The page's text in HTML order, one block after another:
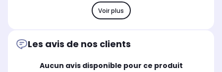
Voir plus
Les avis de nos clients
Aucun avis disponible pour ce produit